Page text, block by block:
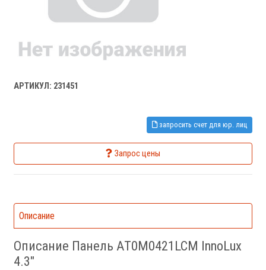
АРТИКУЛ: 231451
запросить счет для юр. лиц
Запрос цены
Описание
Описание Панель AT0M0421LCM InnoLux
4.3"